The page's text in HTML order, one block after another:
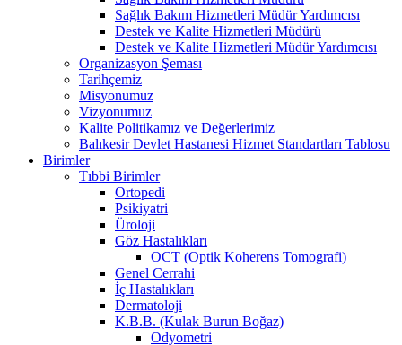
Sağlık Bakım Hizmetleri Müdür Yardımcısı
Destek ve Kalite Hizmetleri Müdürü
Destek ve Kalite Hizmetleri Müdür Yardımcısı
Organizasyon Şeması
Tarihçemiz
Misyonumuz
Vizyonumuz
Kalite Politikamız ve Değerlerimiz
Balıkesir Devlet Hastanesi Hizmet Standartları Tablosu
Birimler
Tıbbi Birimler
Ortopedi
Psikiyatri
Üroloji
Göz Hastalıkları
OCT (Optik Koherens Tomografi)
Genel Cerrahi
İç Hastalıkları
Dermatoloji
K.B.B. (Kulak Burun Boğaz)
Odyometri